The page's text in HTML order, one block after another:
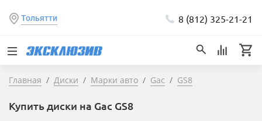
Тольятти 8 (812) 325-21-21
Главная Диски Марки авто Gac GS8
Купить диски на Gac GS8